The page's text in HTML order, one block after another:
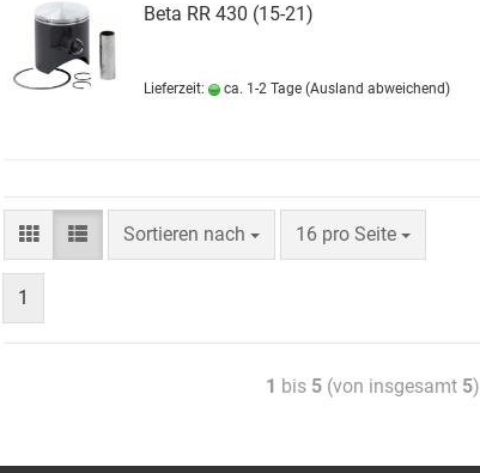
Beta RR 430 (15-21)
Lieferzeit: ca. 1-2 Tage (Ausland abweichend)
Sortieren nach 16 pro Seite
1
1 bis 5 (von insgesamt 5)